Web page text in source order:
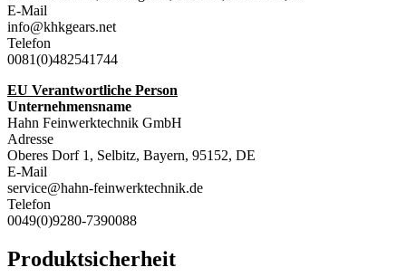
E-Mail
info@khkgears.net
Telefon
0081(0)482541744
EU Verantwortliche Person
Unternehmensname
Hahn Feinwerktechnik GmbH
Adresse
Oberes Dorf 1, Selbitz, Bayern, 95152, DE
E-Mail
service@hahn-feinwerktechnik.de
Telefon
0049(0)9280-7390088
Produktsicherheit